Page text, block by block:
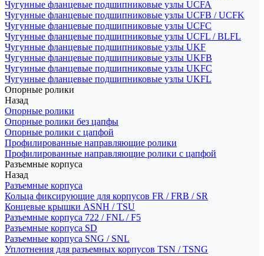
Чугунные фланцевые подшипниковые узлы UCFA
Чугунные фланцевые подшипниковые узлы UCFB / UCFK
Чугунные фланцевые подшипниковые узлы UCFC
Чугунные фланцевые подшипниковые узлы UCFL / BLFL
Чугунные фланцевые подшипниковые узлы UKF
Чугунные фланцевые подшипниковые узлы UKFB
Чугунные фланцевые подшипниковые узлы UKFC
Чугунные фланцевые подшипниковые узлы UKFL
Опорные ролики
Назад
Опорные ролики
Опорные ролики без цапфы
Опорные ролики с цапфой
Профилированные направляющие ролики
Профилированные направляющие ролики с цапфой
Разъемные корпуса
Назад
Разъемные корпуса
Кольца фиксирующие для корпусов FR / FRB / SR
Концевые крышки ASNH / TSU
Разъемные корпуса 722 / FNL / F5
Разъемные корпуса SD
Разъемные корпуса SNG / SNL
Уплотнения для разъемных корпусов TSN / TSNG